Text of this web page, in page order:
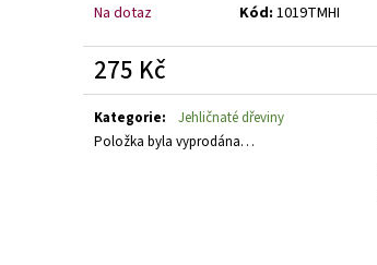
Na dotaz Kód: 1019TMHI
275 Kč
Měrná
cena:
Kategorie:
Jehličnaté dřeviny
Položka byla vyprodána…
HEMEROCALLIS X BOOBY RUBY
DENIVKA